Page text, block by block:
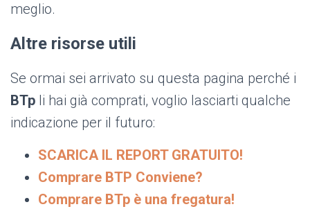
meglio.
Altre risorse utili
Se ormai sei arrivato su questa pagina perché i
BTp li hai già comprati, voglio lasciarti qualche
indicazione per il futuro:
SCARICA IL REPORT GRATUITO!
Comprare BTP Conviene?
Comprare BTp è una fregatura!